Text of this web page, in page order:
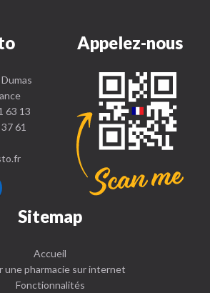
63 13
61
Appelez-nous
Sitemap
Accueil
une pharmacie sur internet
Fonctionnalités